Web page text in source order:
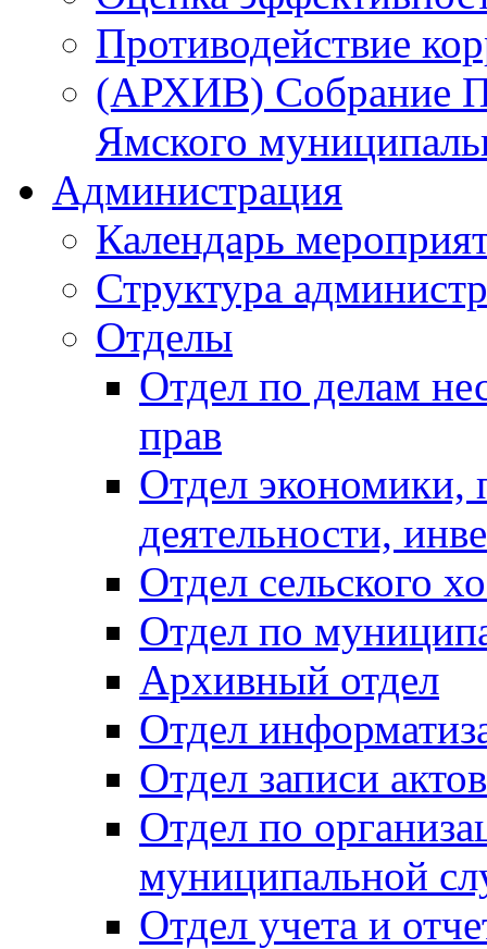
Противодействие
(АРХИВ) Собрание
Ямского
Администрация
Календарь
Структура
Отделы
Отдел по делам
прав
Отдел экономики,
деятельности,
Отдел сельского
Отдел по
Архивный отдел
Отдел
Отдел записи
Отдел по
муниципальной
Отдел учета и